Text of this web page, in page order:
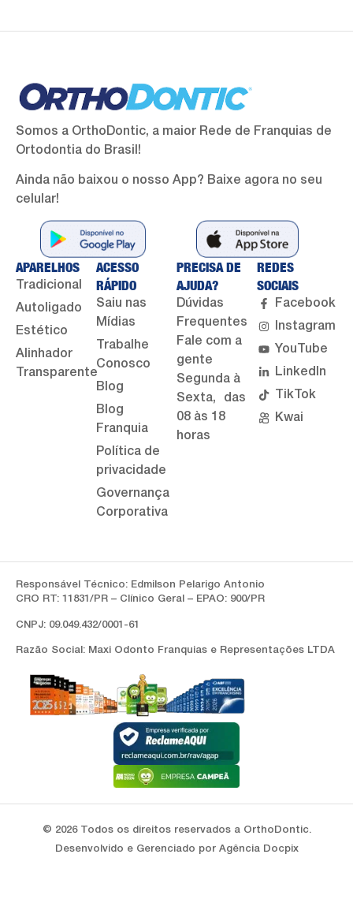
Somos a OrthoDontic, a maior Rede de Franquias de
Ortodontia do Brasil!
Ainda não baixou o nosso App? Baixe agora no seu
celular!
APARELHOS
Tradicional
Autoligado
Estético
Alinhador
Transparente
ACESSO
RÁPIDO
Saiu nas
Mídias
Trabalhe
Conosco
Blog
Blog
Franquia
Política de
privacidade
Governança
Corporativa
PRECISA DE
AJUDA?
Dúvidas
Frequentes
Fale com a
gente
Segunda à
Sexta, das
08 às 18
horas
REDES
SOCIAIS
Facebook
Instagram
YouTube
LinkedIn
TikTok
Kwai
Responsável Técnico: Edmilson Pelarigo Antonio
CRO RT: 11831/PR – Clínico Geral – EPAO: 900/PR
CNPJ: 09.049.432/0001-61
Razão Social: Maxi Odonto Franquias e Representações LTDA
© 2026 Todos os direitos reservados a OrthoDontic.
Desenvolvido e Gerenciado por Agência Docpix